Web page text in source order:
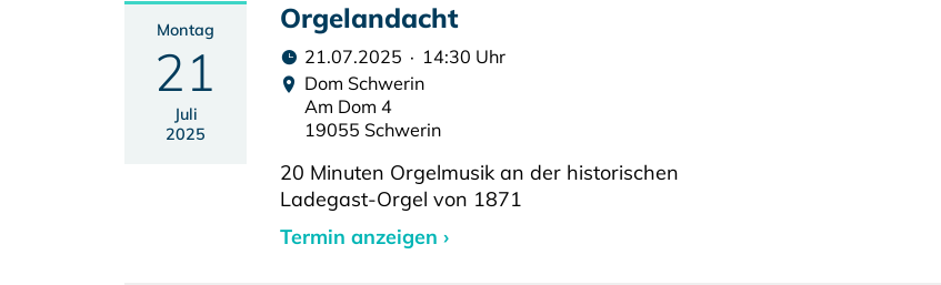
Montag
21
Juli
2025
Orgelandacht
21.07.2025 · 14:30 Uhr
Dom Schwerin
Am Dom 4
19055 Schwerin
20 Minuten Orgelmusik an der historischen
Ladegast-Orgel von 1871
Termin anzeigen ›